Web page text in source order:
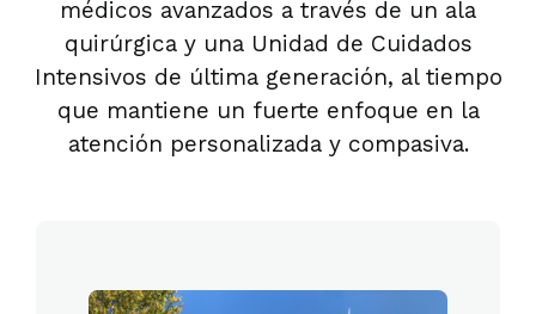
médicos avanzados a través de un ala
quirúrgica y una Unidad de Cuidados
Intensivos de última generación, al tiempo
que mantiene un fuerte enfoque en la
atención personalizada y compasiva.